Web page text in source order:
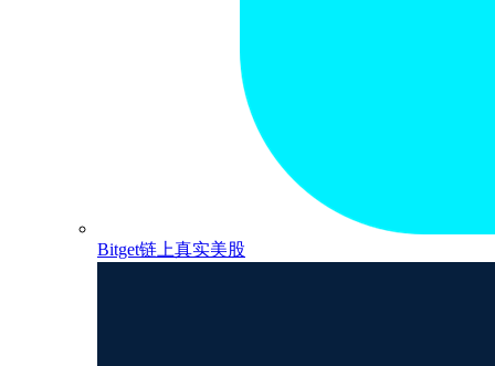
Bitget链上真实美股